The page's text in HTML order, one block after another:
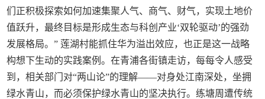
们正积极探索如何加速集聚人气、商气、财气，实现土地价
值跃升，最终目标是形成生态与科创产业‘双轮驱动’的强劲
发展格局。” 莲湖村能抓住华为溢出效应，也正是这一战略
构想下生动的实践案例。在青浦各街镇走访，每每令人感受
到，相关部门对“两山论”的理解——对身处江南深处，坐拥
绿水青山，而必须保护绿水青山的坚决执行。练塘周遭传统